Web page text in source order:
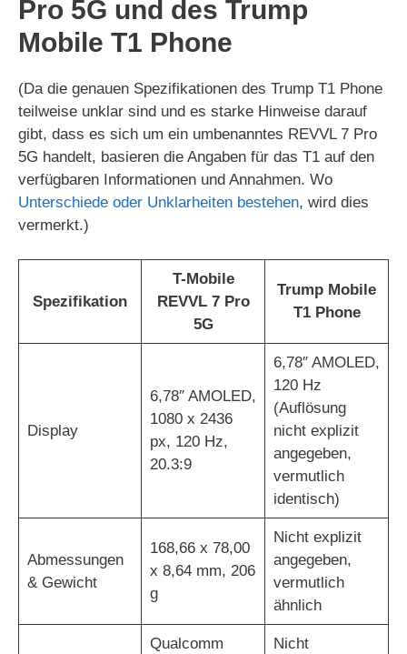
V
i
d
e
Pro 5G und des Trump
Mobile T1 Phone
(Da die genauen Spezifikationen des Trump T1 Phone
teilweise unklar sind und es starke Hinweise darauf
gibt, dass es sich um ein umbenanntes REVVL 7 Pro
5G handelt, basieren die Angaben für das T1 auf den
verfügbaren Informationen und Annahmen. Wo
Unterschiede oder Unklarheiten bestehen, wird dies
vermerkt.)
Spezifikation
T-Mobile
REVVL 7 Pro
5G
Trump Mobile
T1 Phone
Display
6,78″ AMOLED,
1080 x 2436
px, 120 Hz,
20.3:9
6,78″ AMOLED,
120 Hz
(Auflösung
nicht explizit
angegeben,
vermutlich
identisch)
Abmessungen
& Gewicht
168,66 x 78,00
x 8,64 mm, 206
g
Nicht explizit
angegeben,
vermutlich
ähnlich
Qualcomm
Nicht